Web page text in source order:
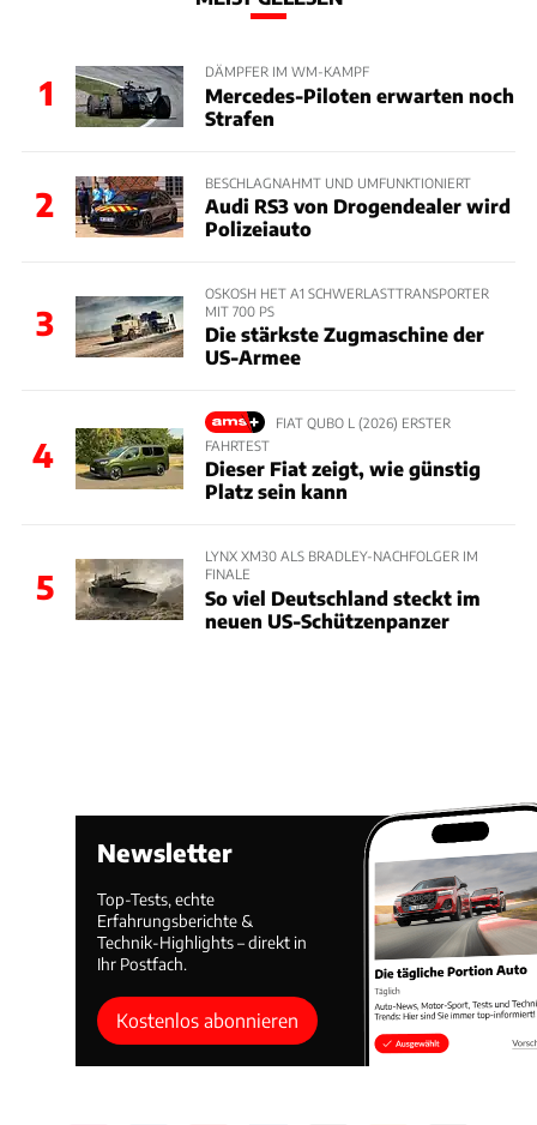
1
DÄMPFER IM WM-KAMPF
Mercedes-Piloten erwarten noch
Strafen
2
BESCHLAGNAHMT UND UMFUNKTIONIERT
Audi RS3 von Drogendealer wird
Polizeiauto
3
OSKOSH HET A1 SCHWERLASTTRANSPORTER
MIT 700 PS
Die stärkste Zugmaschine der
US-Armee
4
FIAT QUBO L (2026) ERSTER
FAHRTEST
Dieser Fiat zeigt, wie günstig
Platz sein kann
5
LYNX XM30 ALS BRADLEY-NACHFOLGER IM
FINALE
So viel Deutschland steckt im
neuen US-Schützenpanzer
Newsletter
Top-Tests, echte
Erfahrungsberichte &
Technik-Highlights – direkt in
Ihr Postfach.
Kostenlos abonnieren